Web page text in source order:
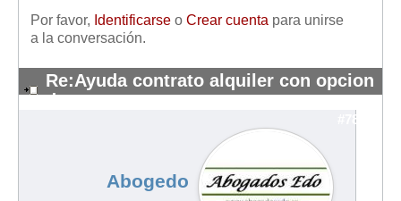
Por favor, Identificarse o Crear cuenta para unirse
a la conversación.
Re:Ayuda contrato alquiler con opcion
de compra
#7861
Abogedo